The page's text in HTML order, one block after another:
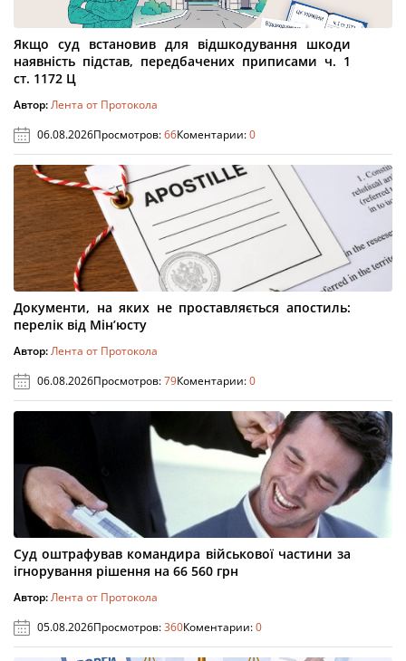
Якщо суд встановив для відшкодування шкоди
наявність підстав, передбачених приписами ч. 1
ст. 1172 Ц
Автор:Лента от Протокола
06.08.2026Просмотров:66Коментарии:0
Документи, на яких не проставляється апостиль:
перелік від Мін’юсту
Автор:Лента от Протокола
06.08.2026Просмотров:79Коментарии:0
Суд оштрафував командира військової частини за
ігнорування рішення на 66 560 грн
Автор:Лента от Протокола
05.08.2026Просмотров:360Коментарии:0